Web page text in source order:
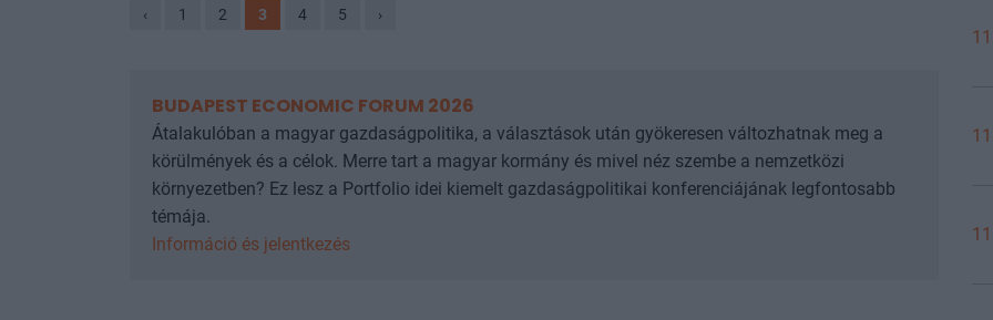
‹ 1 2 3 4 5 ›
BUDAPEST ECONOMIC FORUM 2026
Átalakulóban a magyar gazdaságpolitika, a választások után gyökeresen változhatnak meg a
körülmények és a célok. Merre tart a magyar kormány és mivel néz szembe a nemzetközi
környezetben? Ez lesz a Portfolio idei kiemelt gazdaságpolitikai konferenciájának legfontosabb
témája.
Információ és jelentkezés